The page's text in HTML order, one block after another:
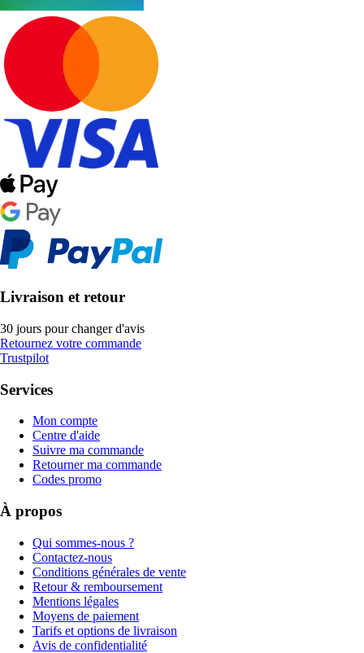
Livraison et retour
30 jours pour changer d'avis
Retournez votre commande
Trustpilot
Services
Mon compte
Centre d'aide
Suivre ma commande
Retourner ma commande
Codes promo
À propos
Qui sommes-nous ?
Contactez-nous
Conditions générales de vente
Retour & remboursement
Mentions légales
Moyens de paiement
Tarifs et options de livraison
Avis de confidentialité